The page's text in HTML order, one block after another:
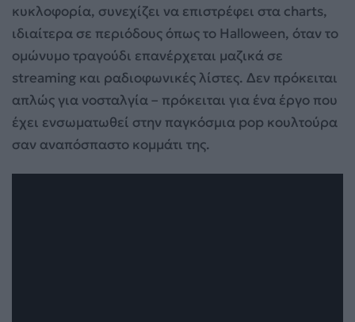
κυκλοφορία, συνεχίζει να επιστρέφει στα charts,
ιδιαίτερα σε περιόδους όπως το Halloween, όταν το
ομώνυμο τραγούδι επανέρχεται μαζικά σε
streaming και ραδιοφωνικές λίστες. Δεν πρόκειται
απλώς για νοσταλγία – πρόκειται για ένα έργο που
έχει ενσωματωθεί στην παγκόσμια pop κουλτούρα
σαν αναπόσπαστο κομμάτι της.